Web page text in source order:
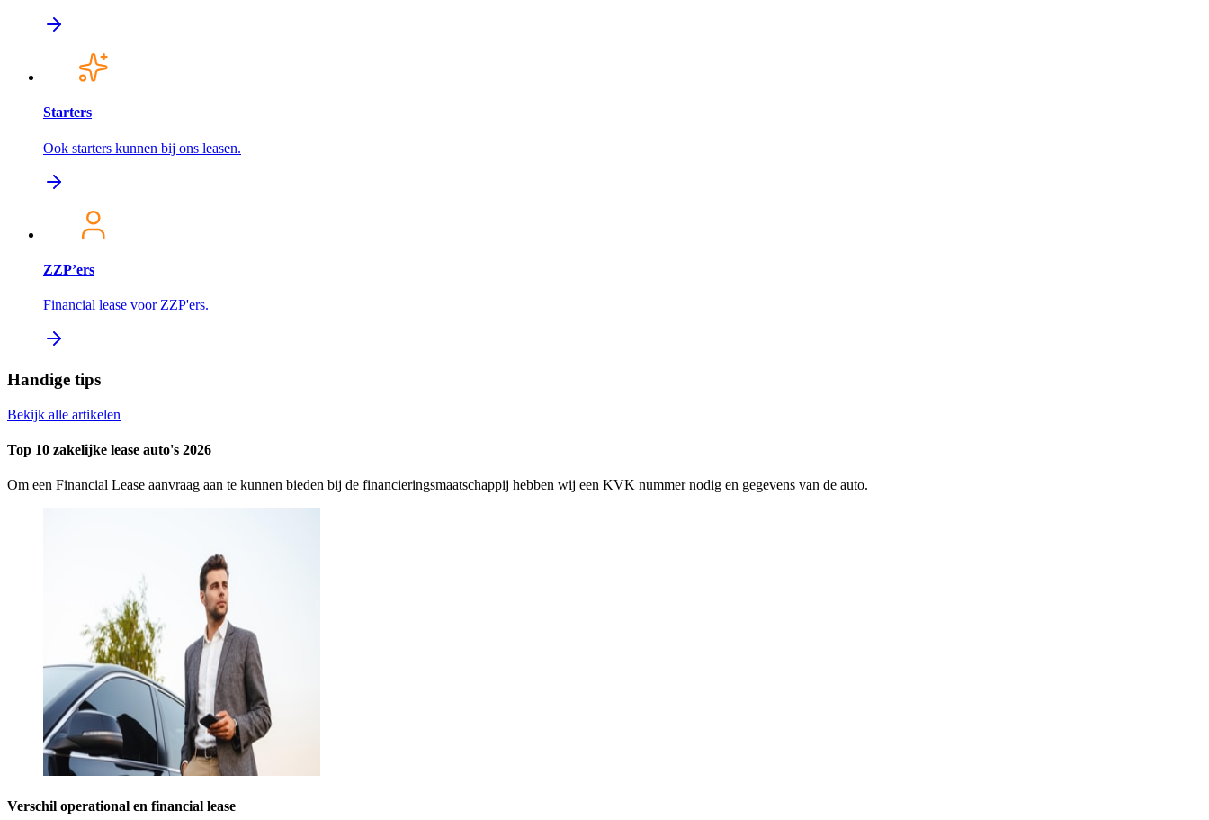
Starters
Ook starters kunnen bij ons leasen.
ZZP’ers
Financial lease voor ZZP'ers.
Handige tips
Bekijk alle artikelen
Top 10 zakelijke lease auto's 2026
Om een Financial Lease aanvraag aan te kunnen bieden bij de financieringsmaatschappij hebben wij een KVK nummer nodig en gegevens van de auto.
Verschil operational en financial lease